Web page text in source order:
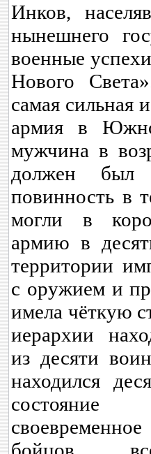
Инков,
нынешнего
военные
Нового
самая сильная
армия в
мужчина в
должен был
повинность в
могли в
армию в
территории
с оружием и
имела чёткую
иерархии
из десяти
находился